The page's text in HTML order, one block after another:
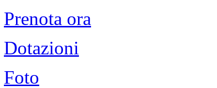
Prenota ora
Dotazioni
Foto